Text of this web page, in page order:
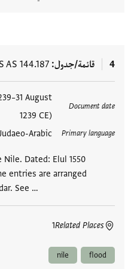
4 قائمة/جدول AS 144.187
Document date
August
1239 CE)
Primary language
Judaeo-Arabic
Dated: Elul 1550
entries are arranged
See …
Related Places
1
flood
nile